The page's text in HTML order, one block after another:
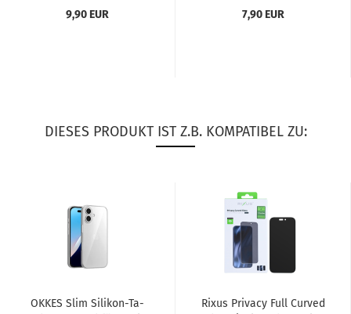
9,90 EUR 7,90 EUR
DIESES PRODUKT IST Z.B. KOMPATIBEL ZU:
OKKES Slim Silikon-​​Ta­
Rixus Pri­va­cy Full Cur­ved